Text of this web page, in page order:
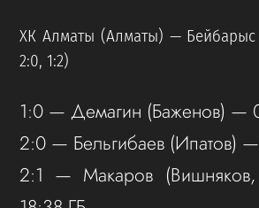
ХК Алматы (Алматы) — Бейбарыс
2:0, 1:2)
1:0 — Демагин (Баженов) —
2:0 — Бельгибаев (Ипатов)
2:1 — Макаров